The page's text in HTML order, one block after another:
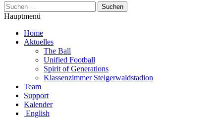
Suchen
nach:
Hauptmenü
Home
Aktuelles
The Ball
Unified Football
Spirit of Generations
Klassenzimmer Steigerwaldstadion
Team
Support
Kalender
English